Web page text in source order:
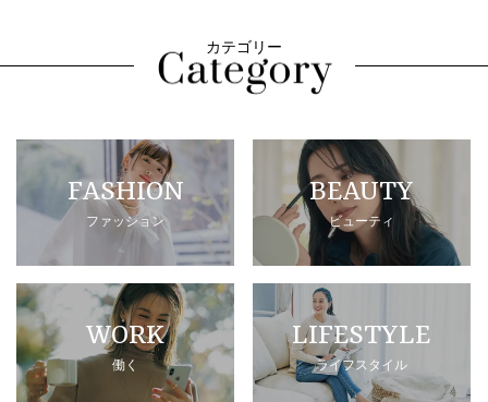
カテゴリー
FASHION
ファッション
BEAUTY
ビューティ
WORK
働く
LIFESTYLE
ライフスタイル